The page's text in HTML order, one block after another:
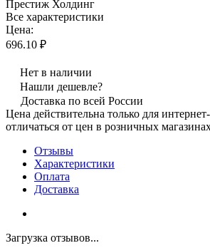
Престиж Холдинг
Все характеристики
Цена:
696.10 ₽
Нет в наличии
Нашли дешевле?
Доставка по всей России
Цена действительна только для
отличаться от цен в розничных
Отзывы
Характеристики
Оплата
Доставка
Загрузка отзывов...